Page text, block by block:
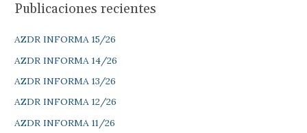
a
o
r
:
Publicaciones recientes
AZDR INFORMA 15/26
AZDR INFORMA 14/26
AZDR INFORMA 13/26
AZDR INFORMA 12/26
AZDR INFORMA 11/26